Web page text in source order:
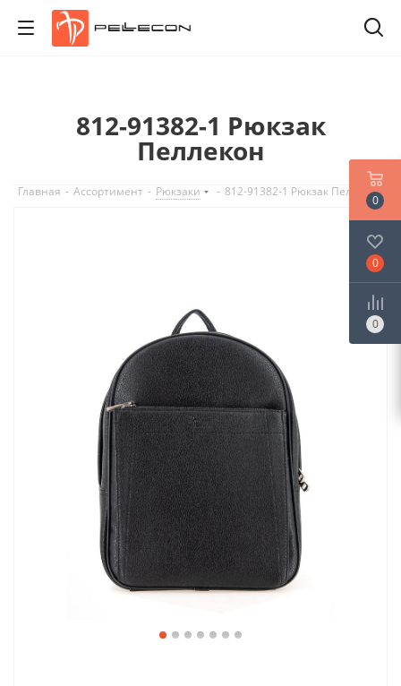
812-91382-1 Рюкзак
Пеллекон
Главная - Ассортимент - Рюкзаки - 812-91382-1 Рюкзак Пеллекон
0
0
0